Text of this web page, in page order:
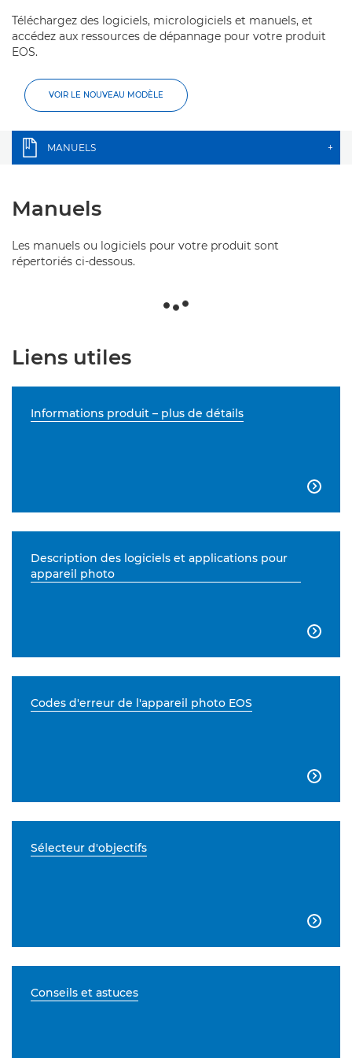
Téléchargez des logiciels, micrologiciels et manuels, et
accédez aux ressources de dépannage pour votre produit
EOS.
VOIR LE NOUVEAU MODÈLE
MANUELS +
Manuels
Les manuels ou logiciels pour votre produit sont
répertoriés ci-dessous.
Liens utiles
Informations produit – plus de détails

Description des logiciels et applications pour
appareil photo

Codes d'erreur de l'appareil photo EOS

Sélecteur d'objectifs

Conseils et astuces